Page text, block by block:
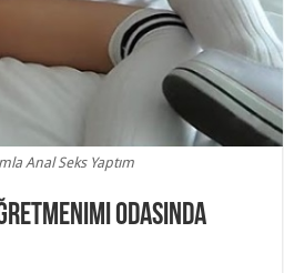
Anal Seks Yaptım
Odasında